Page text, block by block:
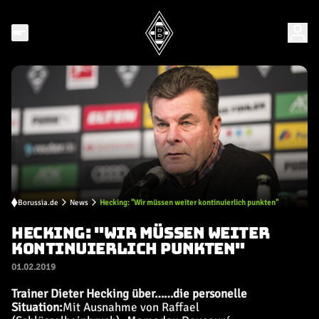
Borussia.de News Hecking: "Wir müssen weiter kontinuierlich punkten"
HECKING: "WIR MÜSSEN WEITER
KONTINUIERLICH PUNKTEN"
01.02.2019
Trainer Dieter Hecking über……die personelle
Situation:Mit Ausnahme von Raffael